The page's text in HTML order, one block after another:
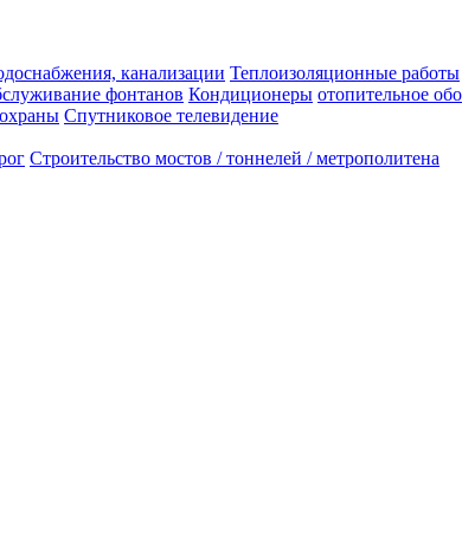
канализации Теплоизоляционные работы
фонтанов Кондиционеры отопительное
Спутниковое телевидение
Строительство мостов / тоннелей / метрополитена